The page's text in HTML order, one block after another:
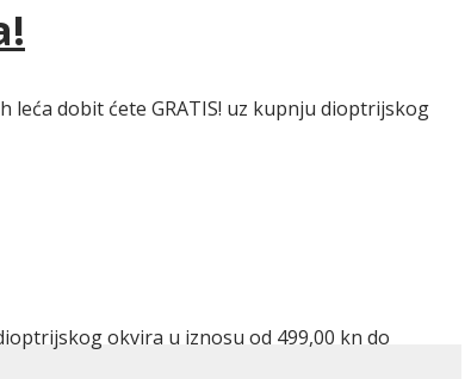
leća dobit ćete GRATIS! uz kupnju dioptrijskog
okvira u iznosu od 499,00 kn do